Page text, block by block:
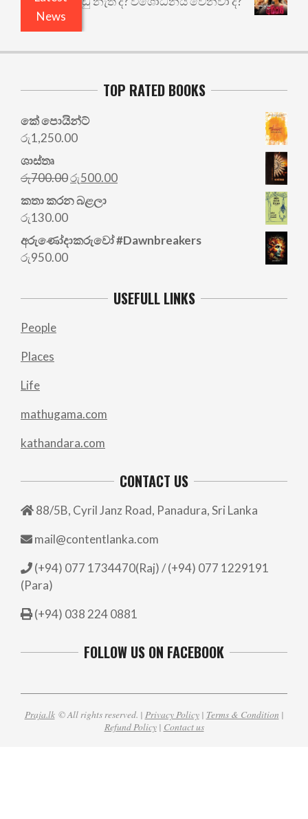
News
TOP RATED BOOKS
කේ පොයින්ට්
රු1,250.00
ශාස්තෘ
රු700.00Original
price
was:
රු500.00Current
කතා කරන බළලා
රු130.00
අරු‍ණෝදාකරුවෝ #Dawnbreakers
රු950.00
USEFULL LINKS
People
Places
Life
mathugama.com
kathandara.com
CONTACT US
88/5B, Cyril Janz Road, Panadura, Sri Lanka
mail@contentlanka.com
(+94) 077 1734470(Raj) / (+94) 077 1229191
(Para)
(+94) 038 224 0881
FOLLOW US ON FACEBOOK
Praja.lk© All rights reserved. | Privacy Policy| Terms & Condition |
Refund Policy| Contact us